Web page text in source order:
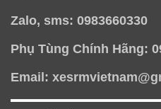
Zalo, sms: 0983660330
Phụ Tùng Chính Hãng:
Email: